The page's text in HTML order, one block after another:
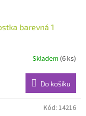
barevná 1
Skladem (6 ks)
Do košíku
Kód: 14216